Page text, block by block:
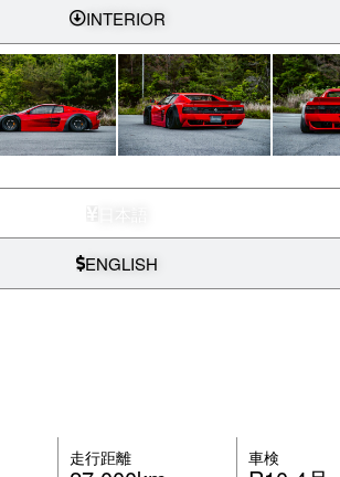
INTERIOR
ENGLISH
走行距離 車検